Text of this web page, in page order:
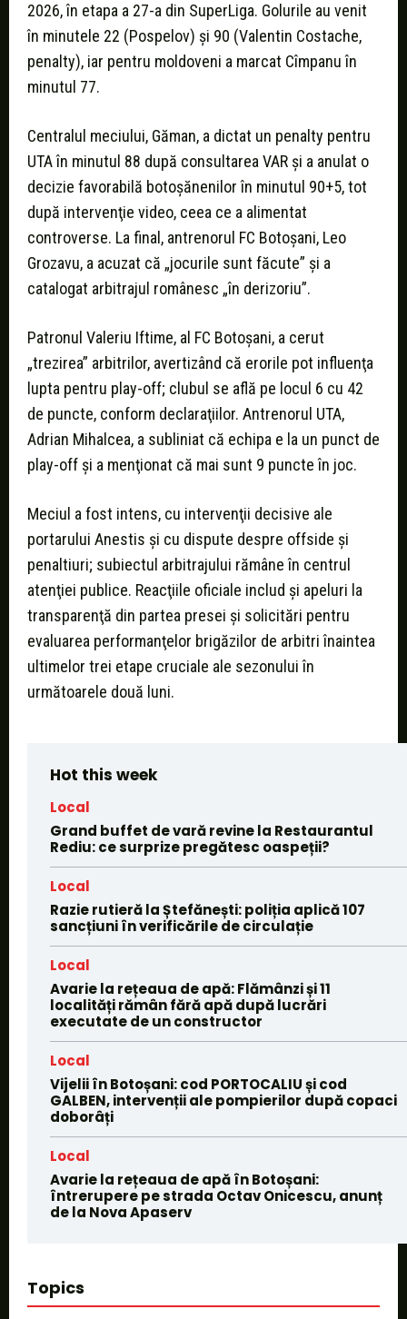
2026, în etapa a 27-a din SuperLiga. Golurile au venit
în minutele 22 (Pospelov) şi 90 (Valentin Costache,
penalty), iar pentru moldoveni a marcat Cîmpanu în
minutul 77.
Centralul meciului, Găman, a dictat un penalty pentru
UTA în minutul 88 după consultarea VAR şi a anulat o
decizie favorabilă botoşănenilor în minutul 90+5, tot
după intervenţie video, ceea ce a alimentat
controverse. La final, antrenorul FC Botoşani, Leo
Grozavu, a acuzat că „jocurile sunt făcute” şi a
catalogat arbitrajul românesc „în derizoriu”.
Patronul Valeriu Iftime, al FC Botoşani, a cerut
„trezirea” arbitrilor, avertizând că erorile pot influenţa
lupta pentru play-off; clubul se află pe locul 6 cu 42
de puncte, conform declaraţiilor. Antrenorul UTA,
Adrian Mihalcea, a subliniat că echipa e la un punct de
play-off şi a menţionat că mai sunt 9 puncte în joc.
Meciul a fost intens, cu intervenţii decisive ale
portarului Anestis şi cu dispute despre offside şi
penaltiuri; subiectul arbitrajului rămâne în centrul
atenţiei publice. Reacţiile oficiale includ şi apeluri la
transparenţă din partea presei şi solicitări pentru
evaluarea performanţelor brigăzilor de arbitri înaintea
ultimelor trei etape cruciale ale sezonului în
următoarele două luni.
Hot this week
Local
Grand buffet de vară revine la Restaurantul
Rediu: ce surprize pregătesc oaspeții?
Local
Razie rutieră la Ștefănești: poliția aplică 107
sancțiuni în verificările de circulație
Local
Avarie la rețeaua de apă: Flămânzi și 11
localități rămân fără apă după lucrări
executate de un constructor
Local
Vijelii în Botoșani: cod PORTOCALIU și cod
GALBEN, intervenții ale pompierilor după copaci
doborâți
Local
Avarie la rețeaua de apă în Botoșani:
întrerupere pe strada Octav Onicescu, anunț
de la Nova Apaserv
Topics